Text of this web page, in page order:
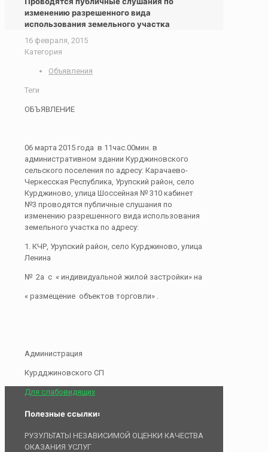
изменению разрешенного вида
использования земельного участка
16 февраля, 2015
Категория
Объявления
Теги
ОБЪЯВЛЕНИЕ
06 марта 2015 года в 11час.00мин. в
административном здании Курджиновского
сельского поселения по адресу: Карачаево-
Черкесская Республика, Урупский район, село
Курджиново, улица Шоссейная № 310 кабинет
№3 проводятся публичные слушания по
изменению разрешенного вида использования
земельного участка по адресу:
1. КЧР, Урупский район, село Курджиново, улица
Ленина
№ 2а с « индивидуальной жилой застройки» на
« размещение объектов торговли» .
Администрация
Курдджиновского СП
Для слабовидящих
Полезные ссылки:
РУЗУЛЬТАТЫ НЕЗАВИСИМОЙ ОЦЕНКИ КАЧЕСТВА
ОКАЗАНИЯ УСЛУГ